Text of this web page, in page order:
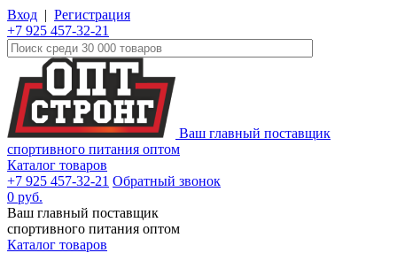
Вход | Регистрация
+7 925 457-32-21
Ваш главный поставщик
спортивного питания оптом
Каталог товаров
+7 925 457-32-21 Обратный звонок
0 руб.
Ваш главный поставщик
спортивного питания оптом
Каталог товаров